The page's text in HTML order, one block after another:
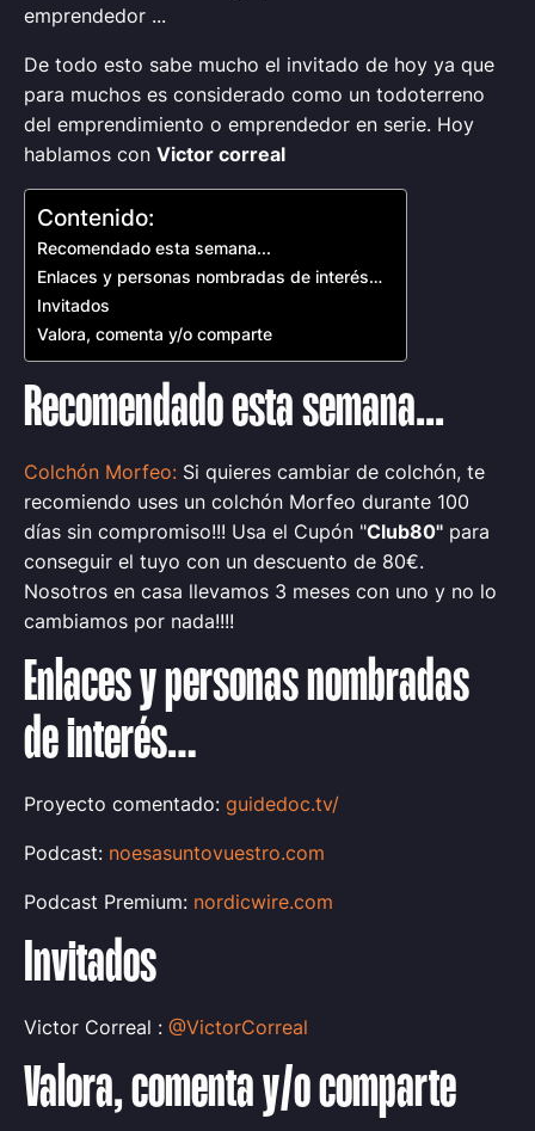
emprendedor ...
De todo esto sabe mucho el invitado de hoy ya que
para muchos es considerado como un todoterreno
del emprendimiento o emprendedor en serie. Hoy
hablamos con Victor correal
Contenido:
Recomendado esta semana...
Enlaces y personas nombradas de interés…
Invitados
Valora, comenta y/o comparte
Recomendado esta semana...
Colchón Morfeo: Si quieres cambiar de colchón, te
recomiendo uses un colchón Morfeo durante 100
días sin compromiso!!! Usa el Cupón "Club80" para
conseguir el tuyo con un descuento de 80€.
Nosotros en casa llevamos 3 meses con uno y no lo
cambiamos por nada!!!!
Enlaces y personas nombradas
de interés…
Proyecto comentado: guidedoc.tv/
Podcast: noesasuntovuestro.com
Podcast Premium: nordicwire.com
Invitados
Victor Correal : @VictorCorreal
Valora, comenta y/o comparte